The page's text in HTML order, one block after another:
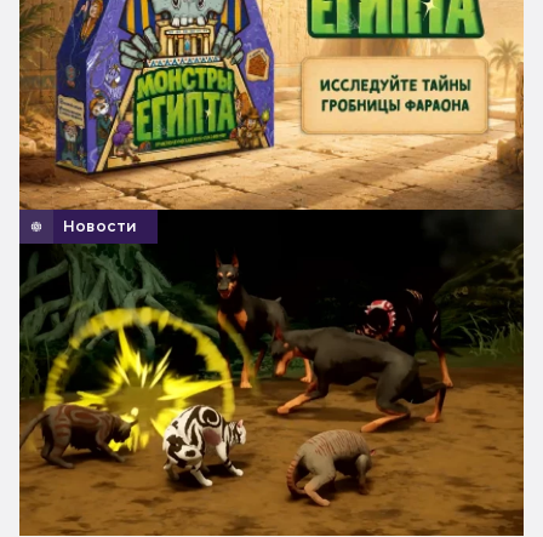
Битва за Рокуган
Древний ужас
Звёздные Войны Внешнее кольцо
Крио
Палео
Подводные города
Робинзон Крузо Приключения на
таинственном острове (Вторая
редакция)
Новости